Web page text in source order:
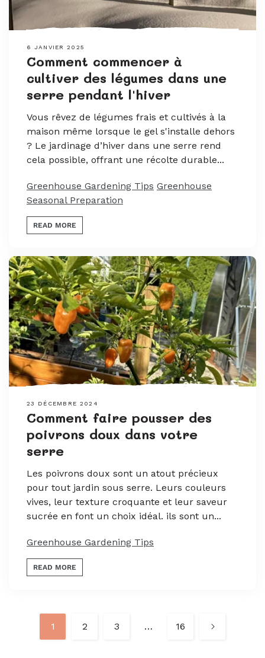
6 JANVIER 2025
Comment commencer à
cultiver des légumes dans une
serre pendant l'hiver
Vous rêvez de légumes frais et cultivés à la
maison même lorsque le gel s'installe dehors
? Le jardinage d’hiver dans une serre rend
cela possible, offrant une récolte durable...
Greenhouse Gardening Tips Greenhouse
Seasonal Preparation
READ MORE
23 DÉCEMBRE 2024
Comment faire pousser des
poivrons doux dans votre
serre
Les poivrons doux sont un atout précieux
pour tout jardin sous serre. Leurs couleurs
vives, leur texture croquante et leur saveur
sucrée en font un choix idéal. ils sont un...
Greenhouse Gardening Tips
READ MORE
1 2 3 … 16